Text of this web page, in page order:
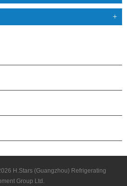
H.Stars (Guangzhou) Refrigerating
Group Ltd.